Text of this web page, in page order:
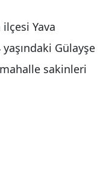
Yava
Gülayşe
sakinleri